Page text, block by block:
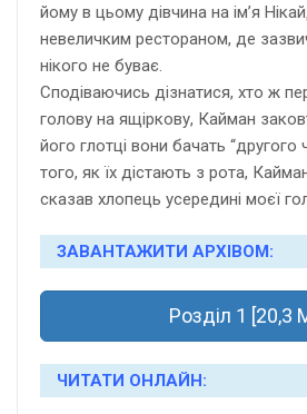
йому в цьому дівчина на ім’я
невеличким рестораном, де
нікого не буває.
Сподіваючись дізнатися, хто ж
голову на ящіркову, Кайман
його глотці вони бачать “другого
того, як їх дістають з рота,
сказав хлопець усередині моєї
ЗАВАНТАЖИТИ АРХІВОМ:
Розділ 1 [20,3
ЧИТАТИ ОНЛАЙН: